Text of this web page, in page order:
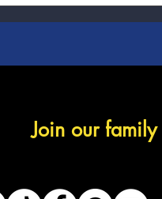
Join our family